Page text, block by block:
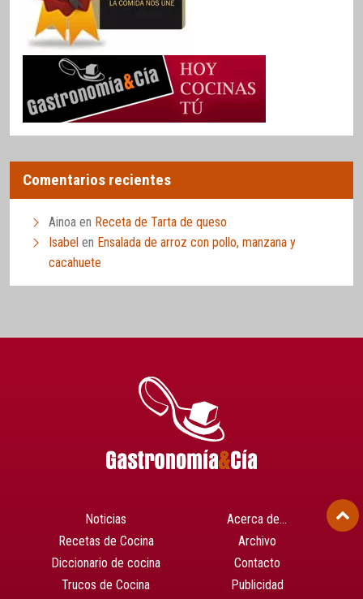
Comentarios recientes
Ainoa en Receta de Tarta de queso
Isabel en Ensalada de arroz con pollo, manzana y
cacahuete
Noticias
Recetas de Cocina
Diccionario de cocina
Trucos de Cocina
Acerca de…
Archivo
Contacto
Publicidad